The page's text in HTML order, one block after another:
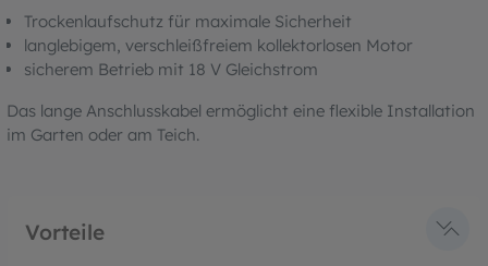
Trockenlaufschutz für maximale Sicherheit
langlebigem, verschleißfreiem kollektorlosen Motor
sicherem Betrieb mit 18 V Gleichstrom
Das lange Anschlusskabel ermöglicht eine flexible Installation
im Garten oder am Teich.
Vorteile